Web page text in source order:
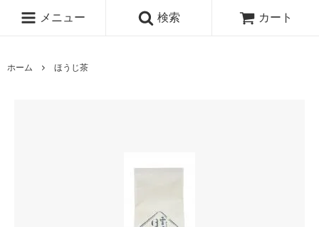
メニュー 検索 カート
ホーム ほうじ茶